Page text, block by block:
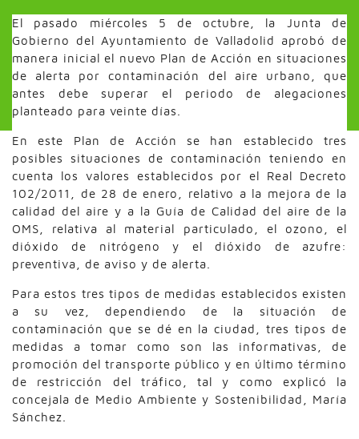
El pasado miércoles 5 de octubre, la Junta de
Gobierno del Ayuntamiento de Valladolid aprobó de
manera inicial el nuevo Plan de Acción en situaciones
de alerta por contaminación del aire urbano, que
antes debe superar el periodo de alegaciones
planteado para veinte días.
En este Plan de Acción se han establecido tres
posibles situaciones de contaminación teniendo en
cuenta los valores establecidos por el Real Decreto
102/2011, de 28 de enero, relativo a la mejora de la
calidad del aire y a la Guía de Calidad del aire de la
OMS, relativa al material particulado, el ozono, el
dióxido de nitrógeno y el dióxido de azufre:
preventiva, de aviso y de alerta.
Para estos tres tipos de medidas establecidos existen
a su vez, dependiendo de la situación de
contaminación que se dé en la ciudad, tres tipos de
medidas a tomar como son las informativas, de
promoción del transporte público y en último término
de restricción del tráfico, tal y como explicó la
concejala de Medio Ambiente y Sostenibilidad, María
Sánchez.